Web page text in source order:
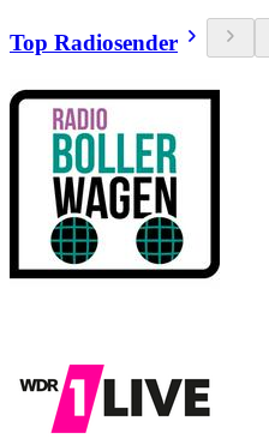
Top Radiosender